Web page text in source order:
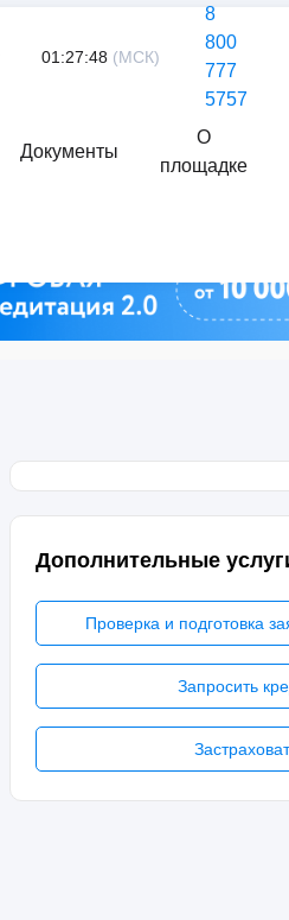
01:27:48 (МСК)
8
800
777
5757
Документы
О
площадке
Дополнительные
Проверка и подготовка
Запросить